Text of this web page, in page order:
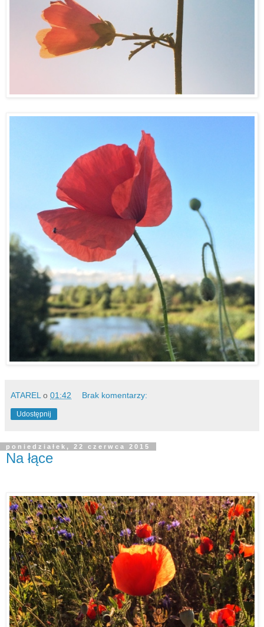
ATAREL o 01:42 Brak komentarzy:
Udostępnij
poniedziałek, 22 czerwca 2015
Na łące